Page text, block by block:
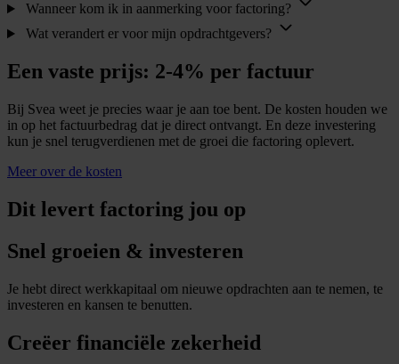
Wanneer kom ik in aanmerking voor factoring?
Wat verandert er voor mijn opdrachtgevers?
Een vaste prijs: 2-4% per factuur
Bij Svea weet je precies waar je aan toe bent. De kosten houden we
in op het factuurbedrag dat je direct ontvangt. En deze investering
kun je snel terugverdienen met de groei die factoring oplevert.
Meer over de kosten
Dit levert factoring jou op
Snel groeien & investeren
Je hebt direct werkkapitaal om nieuwe opdrachten aan te nemen, te
investeren en kansen te benutten.
Creëer financiële zekerheid